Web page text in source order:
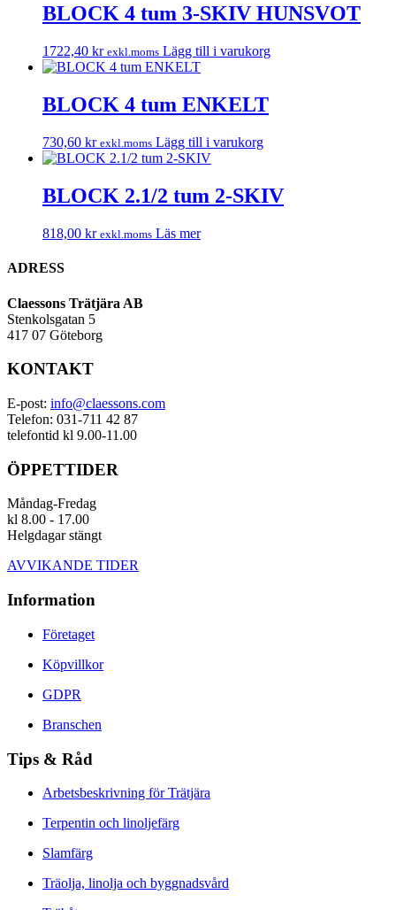
BLOCK 4 tum 3-SKIV HUNSVOT
1722,40 kr exkl.moms Lägg till i varukorg
BLOCK 4 tum ENKELT
730,60 kr exkl.moms Lägg till i varukorg
BLOCK 2.1/2 tum 2-SKIV
818,00 kr exkl.moms Läs mer
ADRESS
Claessons Trätjära AB
Stenkolsgatan 5
417 07 Göteborg
KONTAKT
E-post: info@claessons.com
Telefon: 031-711 42 87
telefontid kl 9.00-11.00
ÖPPETTIDER
Måndag-Fredag
kl 8.00 - 17.00
Helgdagar stängt
AVVIKANDE TIDER
Information
Företaget
Köpvillkor
GDPR
Branschen
Tips & Råd
Arbetsbeskrivning för Trätjära
Terpentin och linoljefärg
Slamfärg
Träolja, linolja och byggnadsvård